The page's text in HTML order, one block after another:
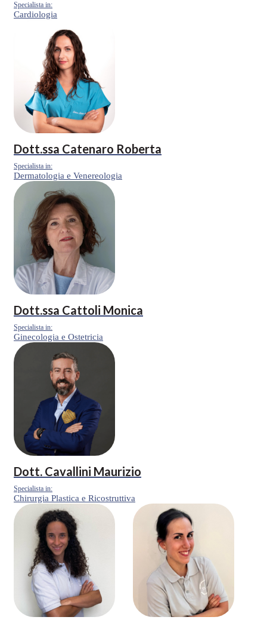
Specialista in:
Cardiologia
Dott.ssa Catenaro Roberta
Specialista in:
Dermatologia e Venereologia
Dott.ssa Cattoli Monica
Specialista in:
Ginecologia e Ostetricia
Dott. Cavallini Maurizio
Specialista in:
Chirurgia Plastica e Ricostruttiva